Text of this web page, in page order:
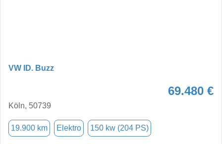
VW ID. Buzz
69.480 €
Köln, 50739
19.900 km Elektro 150 kw (204 PS)